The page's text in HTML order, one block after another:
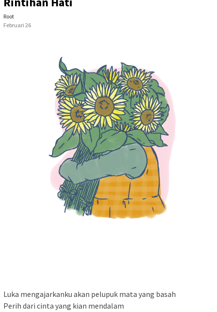
Root
Februari 26
Luka mengajarkanku akan pelupuk mata yang basah
Perih dari cinta yang kian mendalam